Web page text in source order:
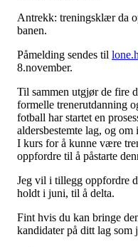
Antrekk: treningsklær da
banen.
Påmelding sendes til
8.november.
Til sammen utgjør de fire
formelle trenerutdanning
fotball har startet en
aldersbestemte lag, og
I kurs for å kunne være
oppfordre til å påstarte
Jeg vil i tillegg oppfordre
holdt i juni, til å delta.
Fint hvis du kan bringe
kandidater på ditt lag som